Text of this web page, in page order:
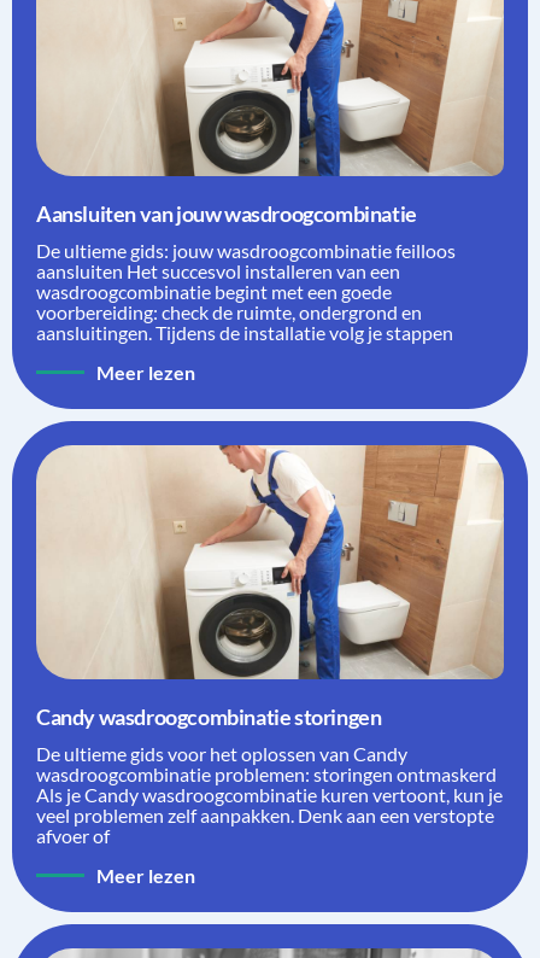
Aansluiten van jouw wasdroogcombinatie
De ultieme gids: jouw wasdroogcombinatie feilloos
aansluiten Het succesvol installeren van een
wasdroogcombinatie begint met een goede
voorbereiding: check de ruimte, ondergrond en
aansluitingen. Tijdens de installatie volg je stappen
Meer lezen
Candy wasdroogcombinatie storingen
De ultieme gids voor het oplossen van Candy
wasdroogcombinatie problemen: storingen ontmaskerd
Als je Candy wasdroogcombinatie kuren vertoont, kun je
veel problemen zelf aanpakken. Denk aan een verstopte
afvoer of
Meer lezen